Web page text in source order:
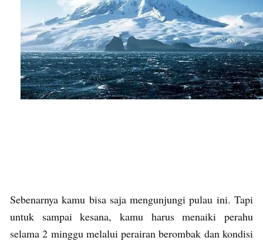
Sebenarnya kamu bisa saja mengunjungi pulau ini. Tapi
untuk sampai kesana, kamu harus menaiki perahu
selama 2 minggu melalui perairan berombak dan kondisi